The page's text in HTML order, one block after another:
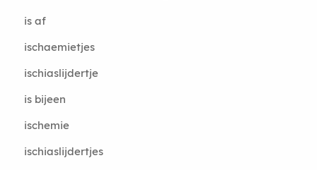
is af
ischaemietjes
ischiaslijdertje
is bijeen
ischemie
ischiaslijdertjes